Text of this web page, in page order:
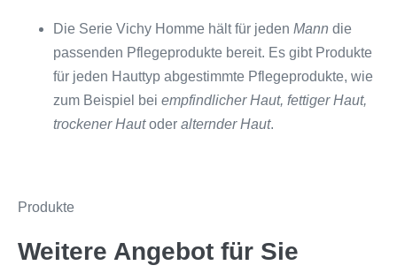
Die Serie Vichy Homme hält für jeden Mann die
passenden Pflegeprodukte bereit. Es gibt Produkte
für jeden Hauttyp abgestimmte Pflegeprodukte, wie
zum Beispiel bei empfindlicher Haut, fettiger Haut,
trockener Hautoder alternder Haut.
Produkte
Weitere Angebot für Sie